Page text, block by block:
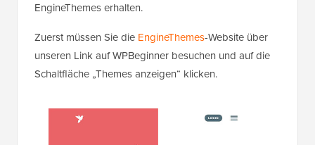
EngineThemes erhalten.
Zuerst müssen Sie die EngineThemes-Website über
unseren Link auf WPBeginner besuchen und auf die
Schaltfläche „Themes anzeigen“ klicken.